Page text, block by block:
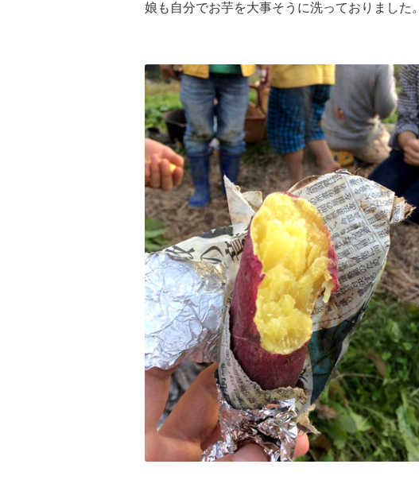
娘も自分でお芋を大事そうに洗っておりました。